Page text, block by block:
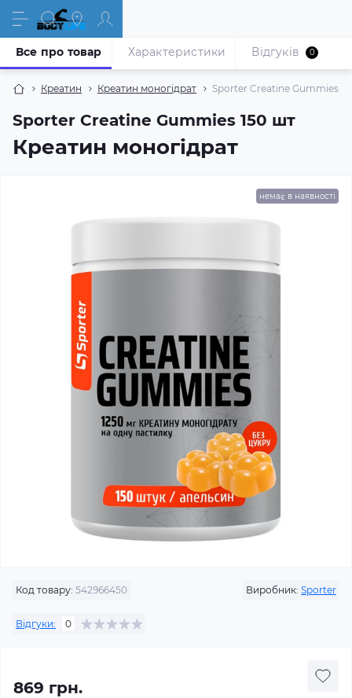
Креатин Креатин моногідрат Sporter Creatine Gummies
Sporter Creatine Gummies 150 шт
Креатин моногідрат
Все про товар Характеристики Відгуків 0
немає в наявності
Код товару: 542966450 Виробник: Sporter
Відгуки: 0
869 грн.